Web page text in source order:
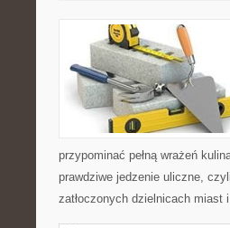
przypominać pełną wrażeń
prawdziwe jedzenie uliczne,
zatłoczonych dzielnicach